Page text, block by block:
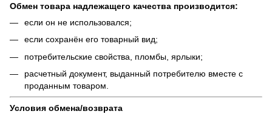
Обмен товара надлежащего качества производится:
если он не использовался;
если сохранён его товарный вид;
потребительские свойства, пломбы, ярлыки;
расчетный документ, выданный потребителю вместе с
проданным товаром.
Условия обмена/возврата